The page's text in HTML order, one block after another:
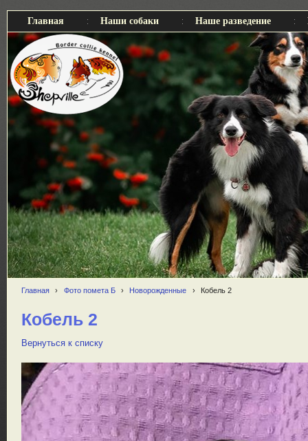
Главная Наши собаки Наше разведение
Главная › Фото помета Б › Новорожденные › Кобель 2
Кобель 2
Вернуться к списку